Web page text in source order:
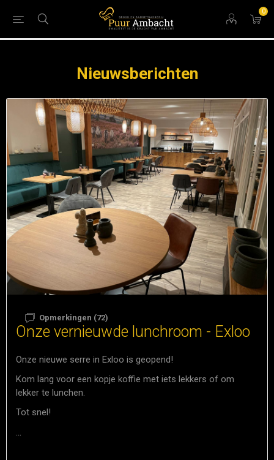
0
Nieuwsberichten
Opmerkingen (72)
Onze vernieuwde lunchroom - Exloo
Onze nieuwe serre in Exloo is geopend!
Kom lang voor een kopje koffie met iets lekkers of om
lekker te lunchen.
Tot snel!
...